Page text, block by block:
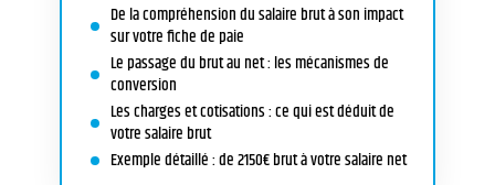
De la compréhension du salaire brut à son impact
sur votre fiche de paie
Le passage du brut au net : les mécanismes de
conversion
Les charges et cotisations : ce qui est déduit de
votre salaire brut
Exemple détaillé : de 2150€ brut à votre salaire net